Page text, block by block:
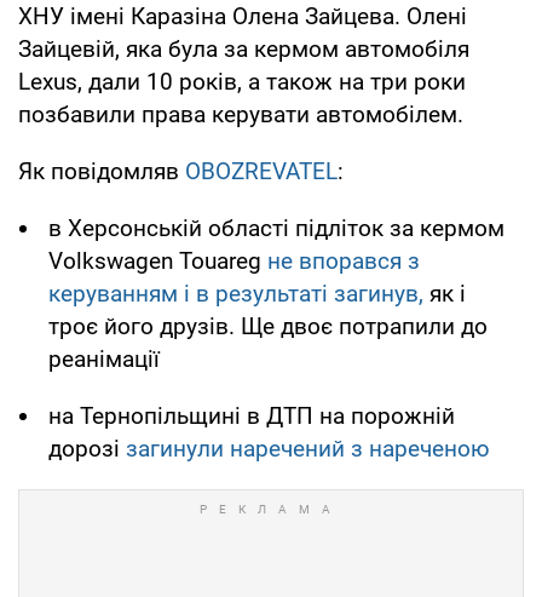
ХНУ імені Каразіна Олена Зайцева. Олені
Зайцевій, яка була за кермом автомобіля
Lexus, дали 10 років, а також на три роки
позбавили права керувати автомобілем.
Як повідомляв OBOZREVATEL:
в Херсонській області підліток за кермом
Volkswagen Touareg не впорався з
керуванням і в результаті загинув, як і
троє його друзів. Ще двоє потрапили до
реанімації
на Тернопільщині в ДТП на порожній
дорозі загинули наречений з нареченою